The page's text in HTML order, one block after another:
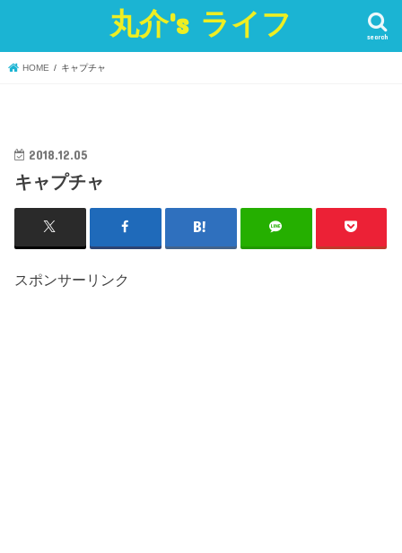
丸介's ライフ search
HOME キャプチャ
2018.12.05
キャプチャ
スポンサーリンク